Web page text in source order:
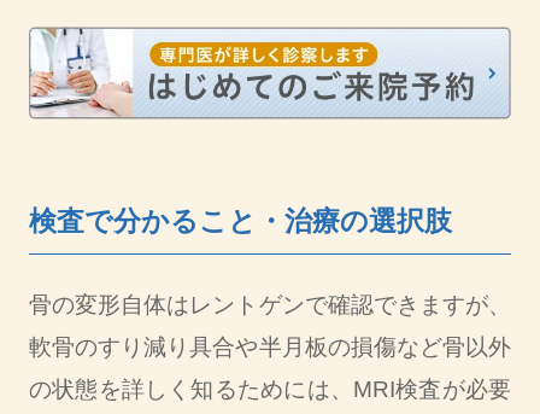
検査で分かること・治療の選択肢
骨の変形自体はレントゲンで確認できますが、
軟骨のすり減り具合や半月板の損傷など骨以外
の状態を詳しく知るためには、MRI検査が必要